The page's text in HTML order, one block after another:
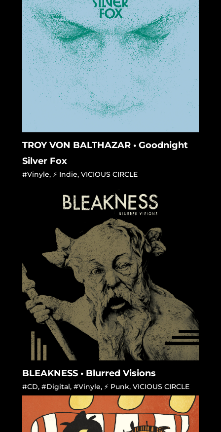
TROY VON BALTHAZAR • Goodnight
Silver Fox
#Vinyle, ⚡ Indie, VICIOUS CIRCLE
BLEAKNESS • Blurred Visions
#CD, #Digital, #Vinyle, ⚡ Punk, VICIOUS CIRCLE